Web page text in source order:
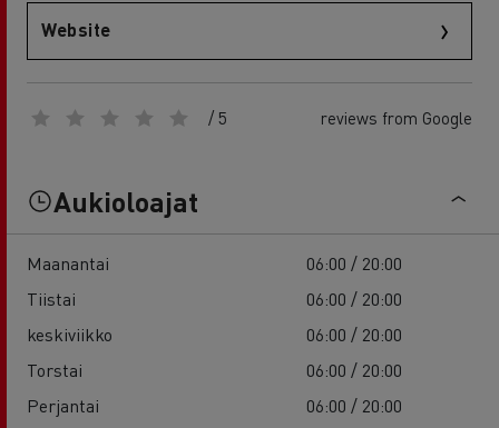
Website
/ 5 reviews from Google
Aukioloajat
Maanantai
06:00 / 20:00
Tiistai
06:00 / 20:00
keskiviikko
06:00 / 20:00
Torstai
06:00 / 20:00
Perjantai
06:00 / 20:00